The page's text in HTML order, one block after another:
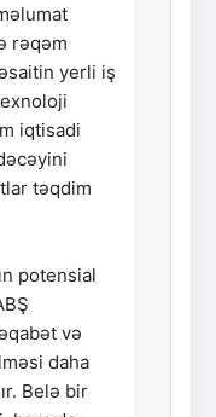
rəqəm
yerli iş
iqtisadi
təqdim
potensial
və
daha
Belə bir